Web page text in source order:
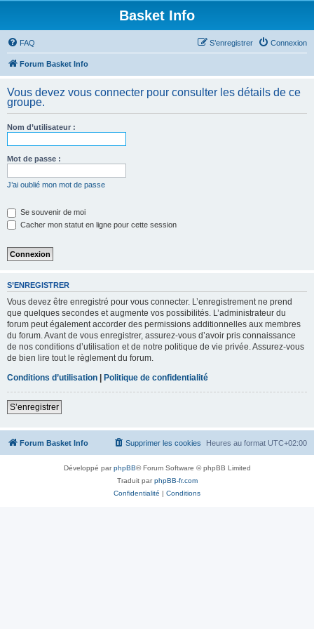
Basket Info
FAQ Connexion
S’enregistrer
Forum Basket Info
Vous devez vous connecter pour consulter les détails de ce
groupe.
Nom d’utilisateur :
Mot de passe :
J’ai oublié mon mot de passe
Se souvenir de moi
Cacher mon statut en ligne pour cette session
S’ENREGISTRER
Vous devez être enregistré pour vous connecter. L’enregistrement ne prend
que quelques secondes et augmente vos possibilités. L’administrateur du
forum peut également accorder des permissions additionnelles aux membres
du forum. Avant de vous enregistrer, assurez-vous d’avoir pris connaissance
de nos conditions d’utilisation et de notre politique de vie privée. Assurez-vous
de bien lire tout le règlement du forum.
Conditions d’utilisation | Politique de confidentialité
S’enregistrer
Forum Basket Info Heures au format UTC+02:00
Supprimer les cookies
Développé parphpBB® Forum Software © phpBB Limited
Traduit parphpBB-fr.com
Confidentialité | Conditions